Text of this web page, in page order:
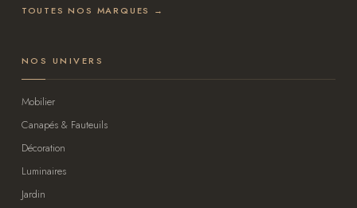
TOUTES NOS MARQUES →
NOS UNIVERS
Mobilier
Canapés & Fauteuils
Décoration
Luminaires
Jardin